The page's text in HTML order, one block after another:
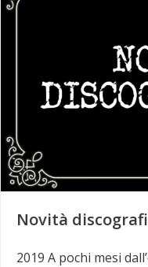
Novità
2019 A pochi mesi